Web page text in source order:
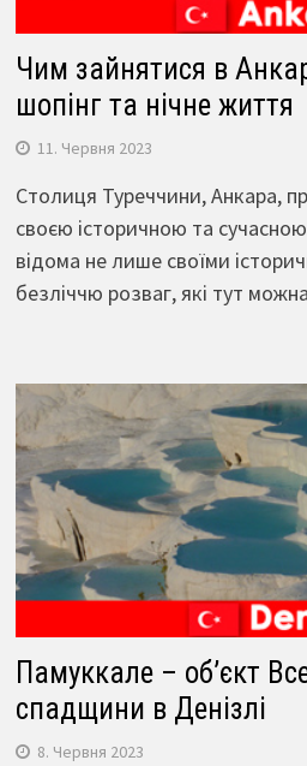
Чим зайнятися в
шопінг та нічне життя
11. Червня 2023
Столиця Туреччини, Анкара,
своєю історичною та
відома не лише своїми
безліччю розваг, які тут
Памуккале – об’єкт
спадщини в Денізлі
8. Червня 2023